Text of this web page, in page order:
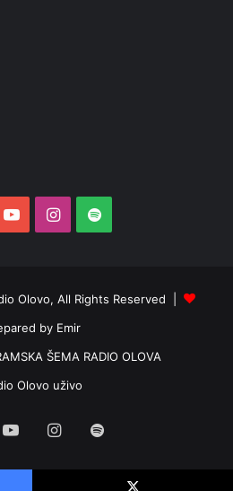
YouTubeInstagram
Spotify
Olovo, All Rights Reserved |
by Emir
ŠEMA RADIO OLOVA
Olovo uživo
YouTubeInstagram
Spotify